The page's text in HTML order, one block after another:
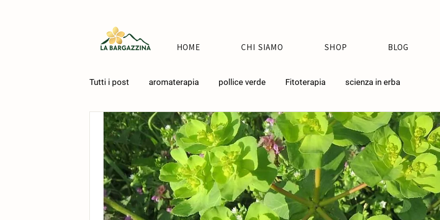
HOME CHI SIAMO SHOP BLOG
Tutti i post aromaterapia pollice verde Fitoterapia scienza in erba